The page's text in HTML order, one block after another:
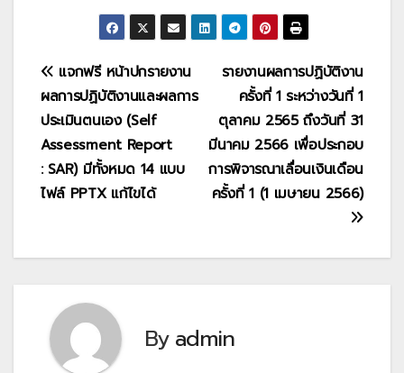
แนะแนว
เรื่อง
รายงานผลการปฏิบัติงาน
ครั้งที่ 1 ระหว่างวันที่ 1
ตุลาคม 2565 ถึงวันที่ 31
มีนาคม 2566 เพื่อประกอบ
การพิจารณาเลื่อนเงินเดือน
ครั้งที่ 1 (1 เมษายน 2566)
แจกฟรี หน้าปกรายงาน
ผลการปฏิบัติงานและผลการ
ประเมินตนเอง (Self
Assessment Report
: SAR) มีทั้งหมด 14 แบบ
ไฟล์ PPTX แก้ไขได้
Byadmin